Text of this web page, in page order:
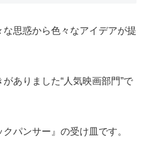
思惑から色々なアイデアが提
ありました“人気映画部門”で
パンサー』の受け皿です。